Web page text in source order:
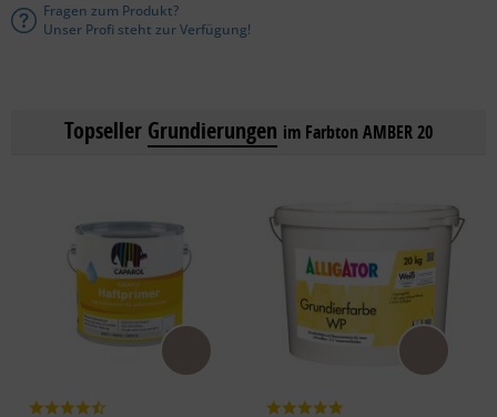
Fragen zum Produkt?
Unser Profi steht zur Verfügung!
Topseller Grundierungen im Farbton AMBER 20